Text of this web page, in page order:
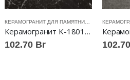
Керамогранит K-1801 LR полированный 59,5×59,5 Kerranova™
102.70 Br
102.70